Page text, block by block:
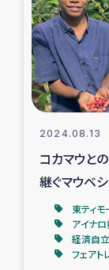
ガザ地
ふりか
女性の
2024.08.13
コカマウと
継ぐマウベ
東ティモ
アイナ
経済自
フェアト